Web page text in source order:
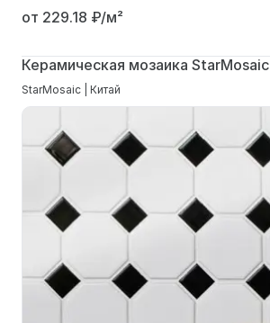
от 229.18 ₽/м²
Керамическая мозаика StarMosaic
StarMosaic | Китай